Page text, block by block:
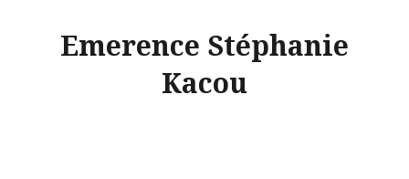
Emerence Stéphanie
Kacou